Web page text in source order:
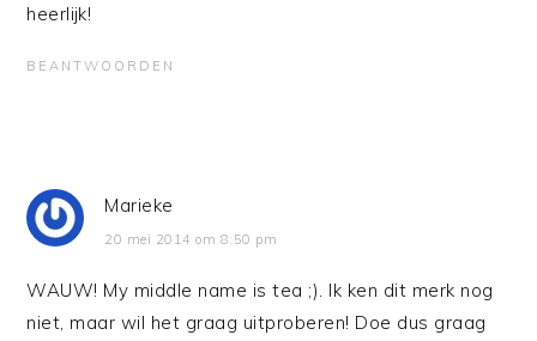
heerlijk!
BEANTWOORDEN
Marieke
20 mei 2014 om 8:50 pm
WAUW! My middle name is tea ;). Ik ken dit merk nog
niet, maar wil het graag uitproberen! Doe dus graag